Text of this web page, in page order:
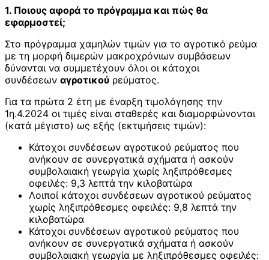
1. Ποιους αφορά το πρόγραμμα και πώς θα
εφαρμοστεί;
Στο πρόγραμμα χαμηλών τιμών για το αγροτικό ρεύμα
με τη μορφή διμερών μακροχρόνιων συμβάσεων
δύνανται να συμμετέχουν όλοι οι κάτοχοι
συνδέσεων αγροτικού ρεύματος.
Για τα πρώτα 2 έτη με έναρξη τιμολόγησης την
1η.4.2024 οι τιμές είναι σταθερές και διαμορφώνονται
(κατά μέγιστο) ως εξής (εκτιμήσεις τιμών):
Κάτοχοι συνδέσεων αγροτικού ρεύματος που
ανήκουν σε συνεργατικά σχήματα ή ασκούν
συμβολαιακή γεωργία χωρίς ληξιπρόθεσμες
οφειλές: 9,3 λεπτά την κιλοβατώρα
Λοιποί κάτοχοι συνδέσεων αγροτικού ρεύματος
χωρίς ληξιπρόθεσμες οφειλές: 9,8 λεπτά την
κιλοβατώρα
Κάτοχοι συνδέσεων αγροτικού ρεύματος που
ανήκουν σε συνεργατικά σχήματα ή ασκούν
συμβολαιακή γεωργία με ληξιπρόθεσμες οφειλές: